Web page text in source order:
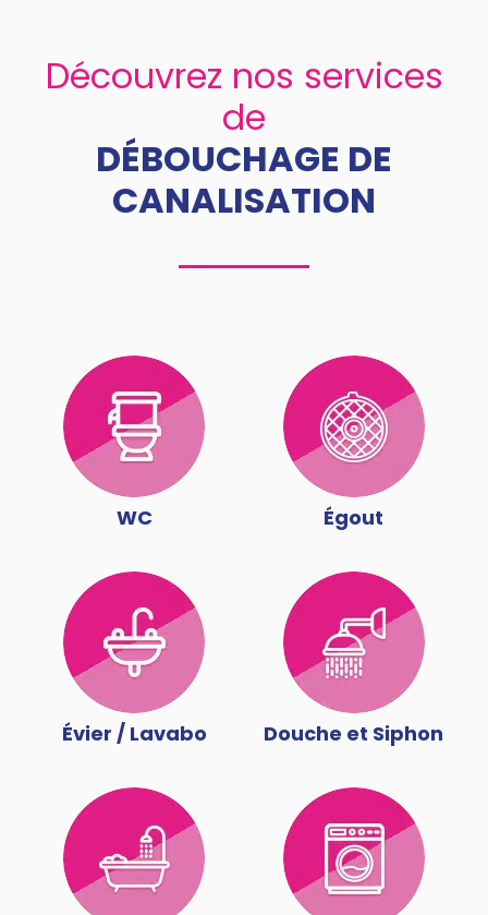
Découvrez nos services
de
DÉBOUCHAGE DE
CANALISATION
WC Égout
Évier / Lavabo Douche et Siphon